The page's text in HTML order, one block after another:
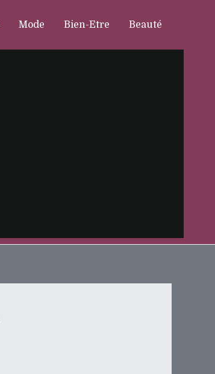
Mode Bien-Etre Beauté